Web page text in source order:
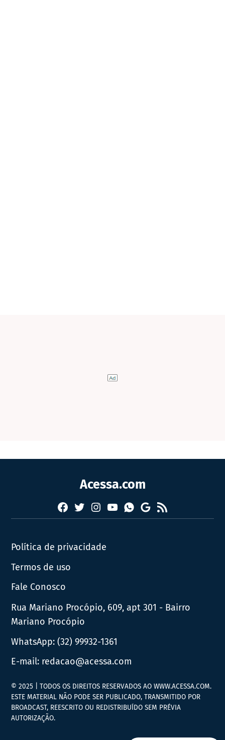
Acessa.com
Facebook
TwitterInstagram
YouTubeWhatsapp
Google
News
RSS
Política de privacidade
Termos de uso
Fale Conosco
Rua Mariano Procópio, 609, apt 301 - Bairro
Mariano Procópio
WhatsApp:(32) 99932-1361
E-mail: redacao@acessa.com
© 2025 | TODOS OS DIREITOS RESERVADOS AO WWW.ACESSA.COM.
ESTE MATERIAL NÃO PODE SER PUBLICADO, TRANSMITIDO POR
BROADCAST, REESCRITO OU REDISTRIBUÍDO SEM PRÉVIA
AUTORIZAÇÃO.